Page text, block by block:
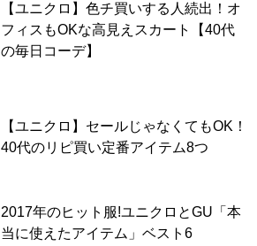
次のページへ >>
【ユニクロ】色チ買いする人続出！オ
フィスもOKな高見えスカート【40代
の毎日コーデ】
【ユニクロ】セールじゃなくてもOK！
40代のリピ買い定番アイテム8つ
2017年のヒット服!ユニクロとGU「本
当に使えたアイテム」ベスト6